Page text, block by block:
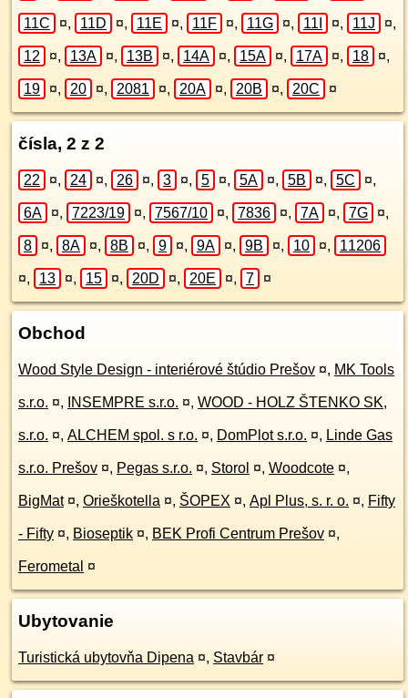
11C ¤, 11D ¤, 11E ¤, 11F ¤, 11G ¤, 11I ¤, 11J ¤,
12 ¤, 13A ¤, 13B ¤, 14A ¤, 15A ¤, 17A ¤, 18 ¤,
19 ¤, 20 ¤, 2081 ¤, 20A ¤, 20B ¤, 20C ¤
čísla, 2 z 2
22 ¤, 24 ¤, 26 ¤, 3 ¤, 5 ¤, 5A ¤, 5B ¤, 5C ¤,
6A ¤, 7223/19 ¤, 7567/10 ¤, 7836 ¤, 7A ¤, 7G ¤,
8 ¤, 8A ¤, 8B ¤, 9 ¤, 9A ¤, 9B ¤, 10 ¤, 11206
¤, 13 ¤, 15 ¤, 20D ¤, 20E ¤, 7 ¤
Obchod
Wood Style Design - interiérové štúdio Prešov ¤, MK Tools
s.r.o. ¤, INSEMPRE s.r.o. ¤, WOOD - HOLZ ŠTENKO SK,
s.r.o. ¤, ALCHEM spol. s r.o. ¤, DomPlot s.r.o. ¤, Linde Gas
s.r.o. Prešov ¤, Pegas s.r.o. ¤, Storol ¤, Woodcote ¤,
BigMat ¤, Orieškotella ¤, ŠOPEX ¤, Apl Plus, s. r. o. ¤, Fifty
- Fifty ¤, Bioseptik ¤, BEK Profi Centrum Prešov ¤,
Ferometal ¤
Ubytovanie
Turistická ubytovňa Dipena ¤, Stavbár ¤